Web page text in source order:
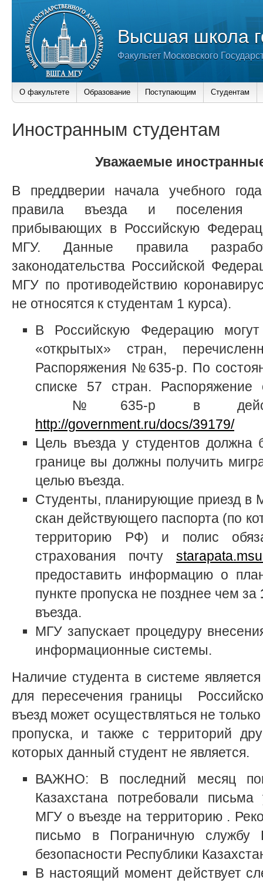
Высшая школа
Факультет Московского
О факультете Образование Поступающим Студентам
Иностранным студентам
Уважаемые
В преддверии начала учебного
правила въезда и поселения
прибывающих в Российскую
МГУ. Данные правила
законодательства Российской
МГУ по противодействию
не относятся к студентам 1 курса).
В Российскую Федерацию
«открытых» стран,
Распоряжения №635-р. По
списке 57 стран.
№635-р в
http://government.ru/docs/39179/
Цель въезда у студентов должна
границе вы должны получить
целью въезда.
Студенты, планирующие приезд в
скан действующего паспорта (по
территорию РФ) и полис
страхования почту
предоставить информацию о
пункте пропуска не позднее чем за
въезда.
МГУ запускает процедуру
информационные системы.
Наличие студента в системе
для пересечения границы
въезд может осуществляться не
пропуска, и также с территорий
которых данный студент не является.
ВАЖНО: В последний месяц
Казахстана потребовали письма
МГУ о въезде на территорию .
письмо в Пограничную службу
безопасности Республики
В настоящий момент действует